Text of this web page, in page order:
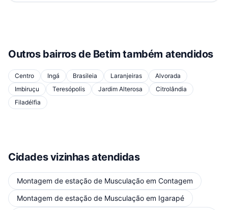
Outros bairros de Betim também atendidos
Centro Ingá Brasileia Laranjeiras
Alvorada
Imbiruçu
Teresópolis Jardim Alterosa
Citrolândia
Filadélfia
Cidades vizinhas atendidas
Montagem de estação de Musculação em Contagem
Montagem de estação de Musculação em Igarapé